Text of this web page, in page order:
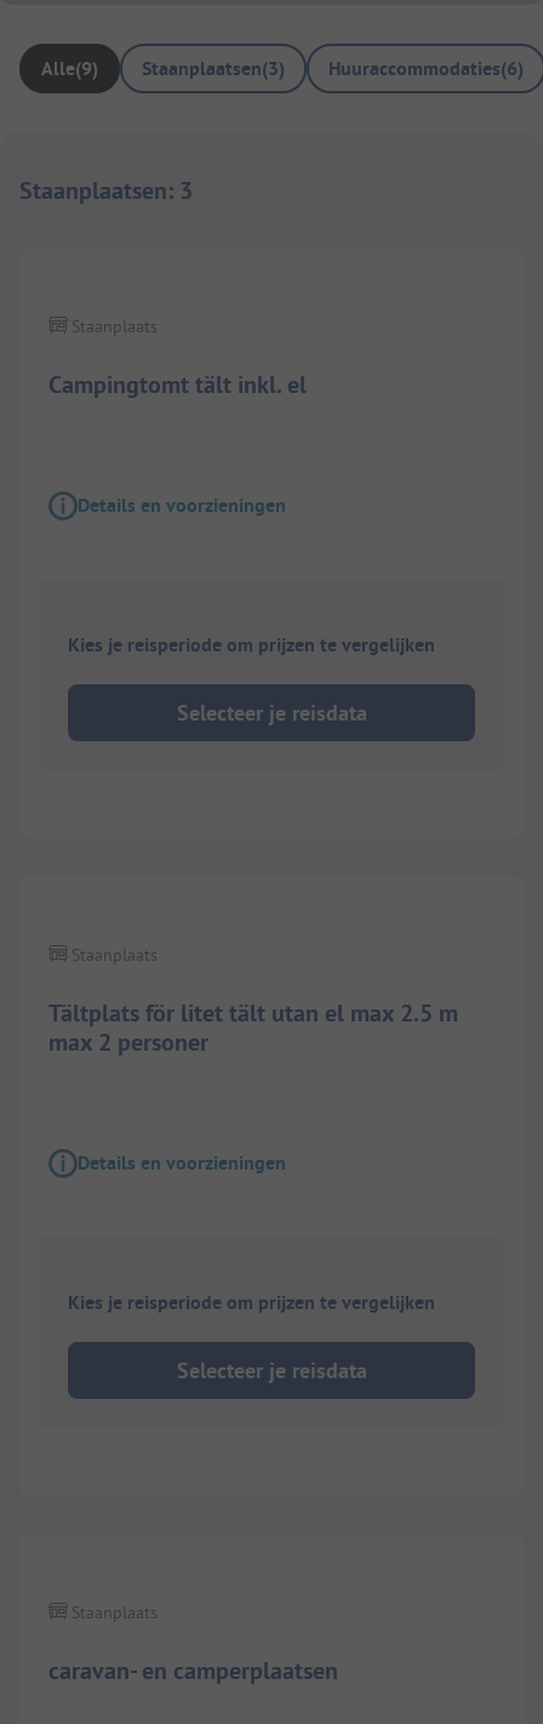
Alle(9) Staanplaatsen(3) Huuraccommodaties(6)
Staanplaatsen: 3
Campingtomt tält inkl. el
Staanplaats
Details en voorzieningen
Kies je reisperiode om prijzen te vergelijken
Selecteer je reisdata
Tältplats för litet tält utan el max 2.5 m
max 2 personer
Staanplaats
Details en voorzieningen
Kies je reisperiode om prijzen te vergelijken
Selecteer je reisdata
caravan- en camperplaatsen
Staanplaats